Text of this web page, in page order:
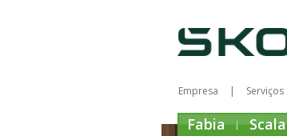
Empresa Serviços
Fabia Scala